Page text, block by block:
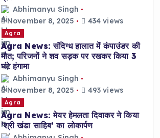
Abhimanyu Singh
November 8, 2025
434 views
Agra
Agra News: संदिग्ध हालात में कंपाउंडर की
मौत; परिजनों ने शव सड़क पर रखकर किया 3
घंटे हंगामा
Abhimanyu Singh
November 8, 2025
493 views
Agra
Agra News: मेयर हेमलता दिवाकर ने किया
‘श्री खंडा साहिब’ का लोकार्पण